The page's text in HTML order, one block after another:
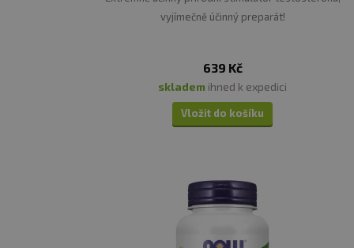
vyjímečně účinný preparát!
639 Kč
skladem ihned k expedici
Vložit do košíku